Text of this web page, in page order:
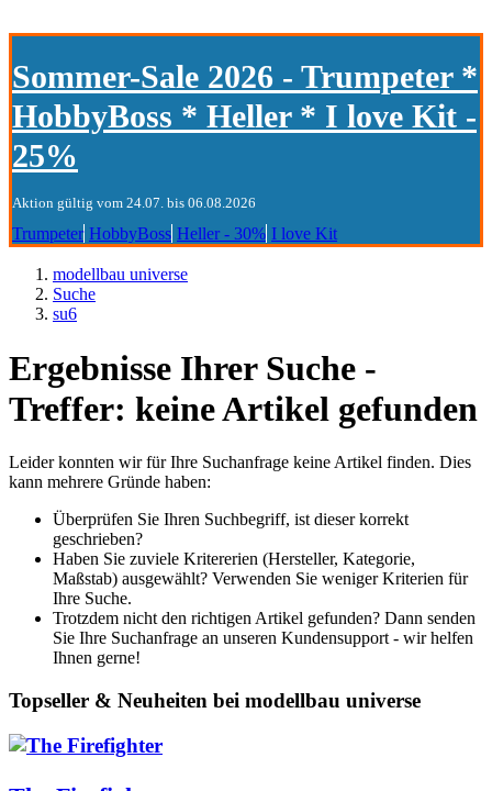
Sommer-Sale 2026 - Trumpeter *
HobbyBoss * Heller * I love Kit -
25%
Aktion gültig vom 24.07. bis 06.08.2026
Trumpeter HobbyBoss Heller - 30% I love Kit
modellbau universe
Suche
su6
Ergebnisse Ihrer Suche -
Treffer: keine Artikel gefunden
Leider konnten wir für Ihre Suchanfrage keine Artikel finden. Dies
kann mehrere Gründe haben:
Überprüfen Sie Ihren Suchbegriff, ist dieser korrekt
geschrieben?
Haben Sie zuviele Kritererien (Hersteller, Kategorie,
Maßstab) ausgewählt? Verwenden Sie weniger Kriterien für
Ihre Suche.
Trotzdem nicht den richtigen Artikel gefunden? Dann senden
Sie Ihre Suchanfrage an unseren Kundensupport - wir helfen
Ihnen gerne!
Topseller & Neuheiten bei modellbau universe